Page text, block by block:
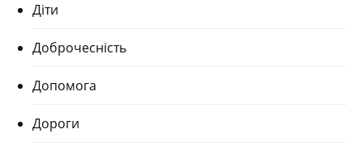
Діти
Доброчесність
Допомога
Дороги